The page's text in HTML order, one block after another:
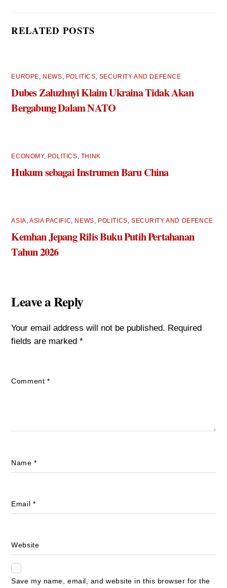
RELATED POSTS
EUROPE NEWS POLITICS SECURITY AND DEFENCE
Dubes Zaluzhnyi Klaim Ukraina Tidak Akan
Bergabung Dalam NATO
ECONOMY, POLITICS THINK
Hukum sebagai Instrumen Baru China
ASIA ASIA PACIFIC NEWS POLITICS SECURITY AND DEFENCE
Kemhan Jepang Rilis Buku Putih Pertahanan
Tahun 2026
Leave a Reply
Your email address will not be published. Required
fields are marked*
Comment *
Name*
Email *
Website
Save my name, email, and website in this browser for the